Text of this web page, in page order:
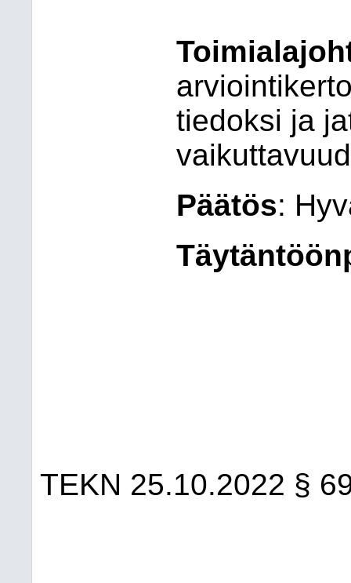
tiedoksi ja
Päätös:
TEKN 25.10.2022 §